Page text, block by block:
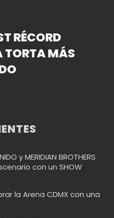
RÉCORD
TORTA MÁS
y MERIDIAN BROTHERS
con un SHOW
la Arena CDMX con una